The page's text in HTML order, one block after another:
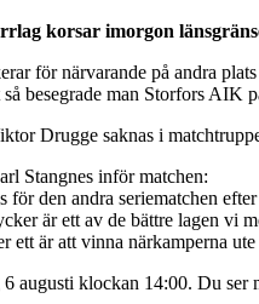
korsar imorgon
för närvarande på andra
besegrade man Storfors AIK
Drugge saknas i
Stangnes inför matchen:
för den andra seriematchen
är ett av de bättre lagen vi
ett är att vinna närkamperna ute
augusti klockan 14:00. Du ser